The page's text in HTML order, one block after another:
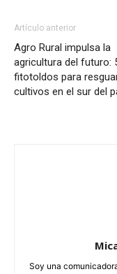
Artículo anterior
Agro Rural impulsa la
agricultura del futuro:
fitotoldos para
cultivos en el sur del
Soy una